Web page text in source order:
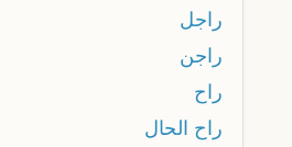
راجل
راجن
راح
راح الحال